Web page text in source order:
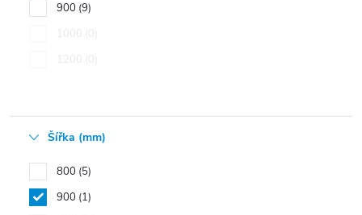
900 9
1000
0
1200
0
Šířka (mm)
800 5
900 1